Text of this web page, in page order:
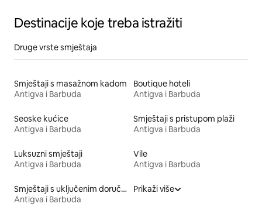
Destinacije koje treba istražiti
Druge vrste smještaja
Smještaji s masažnom kadom
Antigva i Barbuda
Boutique hoteli
Antigva i Barbuda
Seoske kućice
Antigva i Barbuda
Smještaji s pristupom plaži
Antigva i Barbuda
Luksuzni smještaji
Antigva i Barbuda
Vile
Antigva i Barbuda
Smještaji s uključenim doručkom
Antigva i Barbuda
Prikaži više